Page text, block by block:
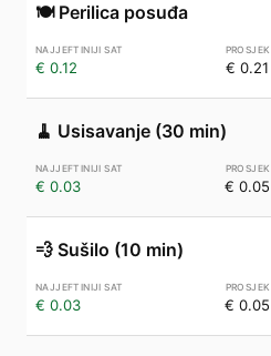
🍽️ Perilica posuđa
€ 0.12 € 0.21
🧹 Usisavanje (30 min)
€ 0.03 € 0.05
💨 Sušilo (10 min)
€ 0.03 € 0.05